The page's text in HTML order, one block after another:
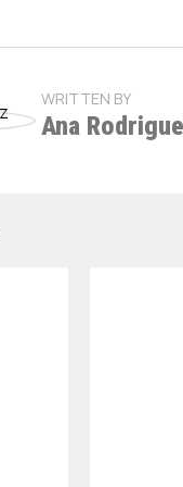
WRITTEN BY
Ana